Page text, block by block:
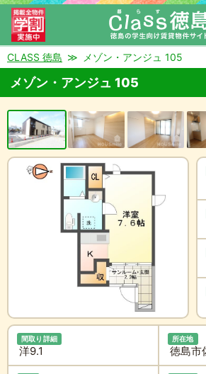
来店予約
CLASS 徳島 メゾン・アンジュ 105
メゾン・アンジュ 105
間取り詳細
洋9.1
所在地
徳島市